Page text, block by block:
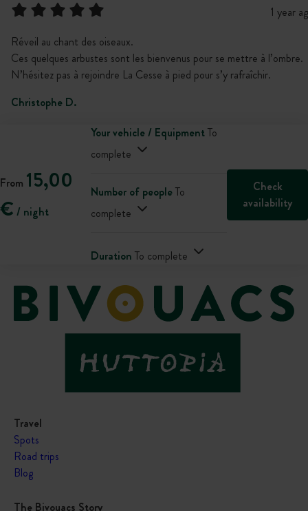
1 year
Réveil au chant des oiseaux.
Ces quelques arbustes sont les bienvenus pour se mettre à l’ombre.
N’hésitez pas à rejoindre La Cesse à pied pour s’y rafraîchir.
Christophe D.
From 15,00
€ / night
Your vehicle / EquipmentTo
complete
Number of peopleTo
complete
Duration To complete
Check
availability
Travel
Spots
Road trips
Blog
The Bivouacs Story